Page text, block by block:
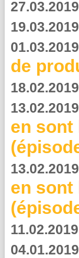
27.03.2019
19.03.2019
01.03.2019
de
18.02.2019
13.02.2019
en sont
13.02.2019
en sont
11.02.2019
04.01.2019